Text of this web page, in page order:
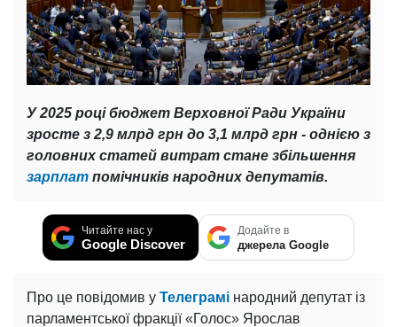
У 2025 році бюджет Верховної Ради України
зросте з 2,9 млрд грн до 3,1 млрд грн - однією з
головних статей витрат стане збільшення
зарплат помічників народних депутатів.
Читайте нас у
Google Discover
Додайте в
джерела Google
Про це повідомив у Телеграмі народний депутат із
парламентської фракції «Голос» Ярослав